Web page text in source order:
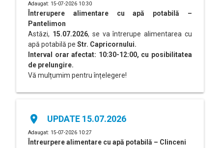
Adaugat: 15-07-2026 10:30
Întrerupere alimentare cu apă potabilă –
Pantelimon
Astăzi, 15.07.2026, se va întrerupe alimentarea cu
apă potabilă pe Str. Capricornului.
Interval orar afectat: 10:30-12:00, cu posibilitatea
de prelungire.
Vă mulțumim pentru înțelegere!
place UPDATE 15.07.2026
Adaugat: 15-07-2026 10:27
Întreurpere alimentare cu apă potabilă – Clinceni